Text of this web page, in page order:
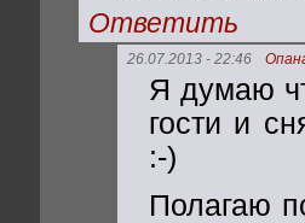
Ответить
26.07.2013 - 22:46
Я думаю
гости и
:-)
Полагаю